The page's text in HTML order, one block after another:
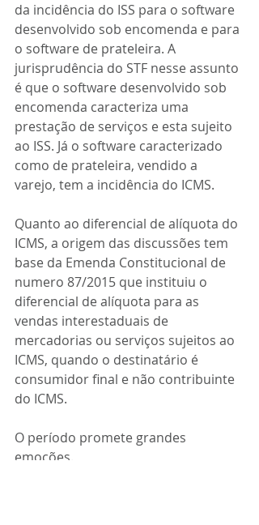
da incidência do ISS para o software
desenvolvido sob encomenda e para
o software de prateleira. A
jurisprudência do STF nesse assunto
é que o software desenvolvido sob
encomenda caracteriza uma
prestação de serviços e esta sujeito
ao ISS. Já o software caracterizado
como de prateleira, vendido a
varejo, tem a incidência do ICMS.
Quanto ao diferencial de alíquota do
ICMS, a origem das discussões tem
base da Emenda Constitucional de
numero 87/2015 que instituiu o
diferencial de alíquota para as
vendas interestaduais de
mercadorias ou serviços sujeitos ao
ICMS, quando o destinatário é
consumidor final e não contribuinte
do ICMS.
O período promete grandes
emoções.